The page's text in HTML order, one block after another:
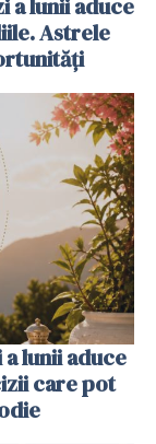
a lunii aduce
Astrele
lunii aduce
care pot